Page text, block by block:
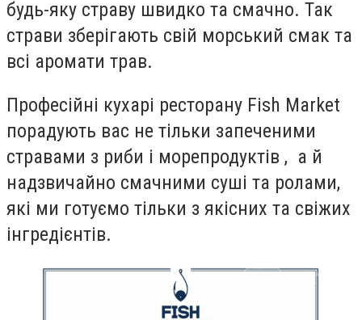
будь-яку страву швидко та смачно. Так
страви зберігають свій морський смак та
всі аромати трав.
Професійні кухарі ресторану Fish Market
порадують вас не тільки запеченими
стравами з риби і морепродуктів , а й
надзвичайно смачними суші та ролами,
які ми готуємо тільки з якісних та свіжих
інгредієнтів.